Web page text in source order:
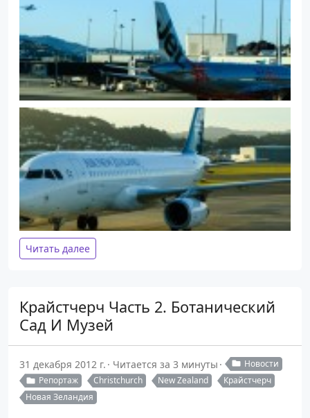
Читать далее
Крайстчерч Часть 2. Ботанический
Сад И Музей
31 декабря 2012 г. Читается за 3 минуты
Новости
Репортаж
Christchurch New Zealand
Крайстчерч
Новая Зеландия